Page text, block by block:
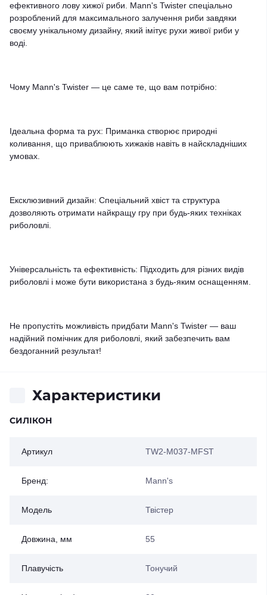
ефективного лову хижої риби. Mann's Twister спеціально
розроблений для максимального залучення риби завдяки
своєму унікальному дизайну, який імітує рухи живої риби у
воді.
Чому Mann's Twister — це саме те, що вам потрібно:
Ідеальна форма та рух: Приманка створює природні
коливання, що приваблюють хижаків навіть в найскладніших
умовах.
Ексклюзивний дизайн: Спеціальний хвіст та структура
дозволяють отримати найкращу гру при будь-яких техніках
риболовлі.
Універсальність та ефективність: Підходить для різних видів
риболовлі і може бути використана з будь-яким оснащенням.
Не пропустіть можливість придбати Mann's Twister — ваш
надійний помічник для риболовлі, який забезпечить вам
бездоганний результат!
Характеристики
СИЛІКОН
Артикул TW2-M037-MFST
Бренд: Mann's
Модель Твістер
Довжина, мм 55
Плавучість Тонучий